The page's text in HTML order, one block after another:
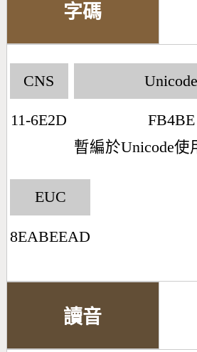
字碼
CNS
11-6E2D
Unicode
FB4BE
暫編於Unicode使
EUC
8EABEEAD
讀音